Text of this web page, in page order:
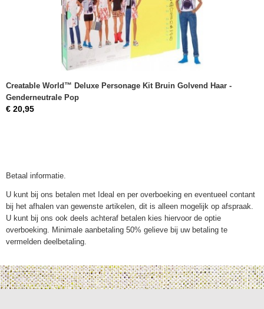
Creatable World™ Deluxe Personage Kit Bruin Golvend Haar -
Genderneutrale Pop
€ 20,95
Betaal informatie.
U kunt bij ons betalen met Ideal en per overboeking en eventueel contant
bij het afhalen van gewenste artikelen, dit is alleen mogelijk op afspraak.
U kunt bij ons ook deels achteraf betalen kies hiervoor de optie
overboeking. Minimale aanbetaling 50% gelieve bij uw betaling te
vermelden deelbetaling.